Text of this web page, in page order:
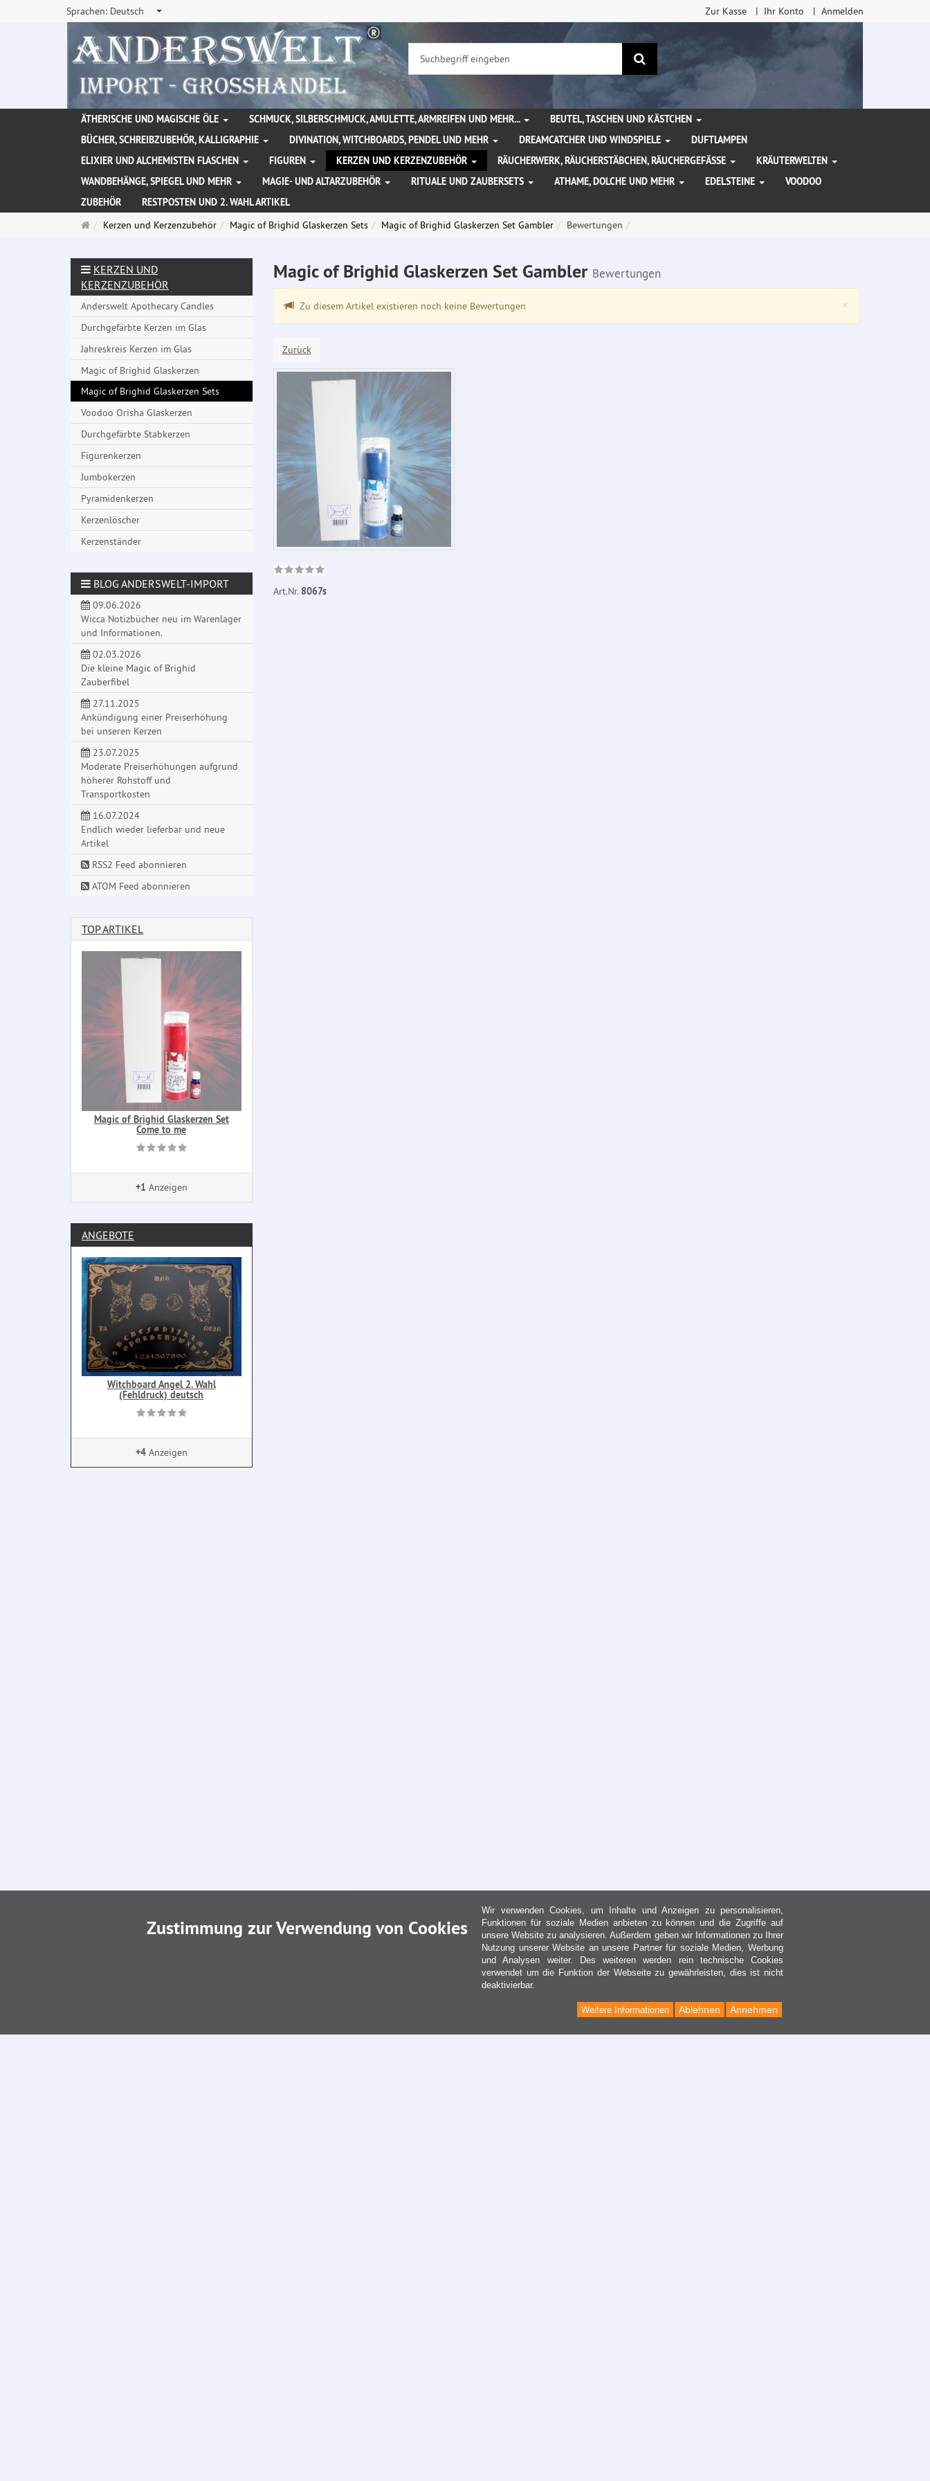
Sprachen: Deutsch Zur Kasse Ihr Konto Anmelden
Suchen
ÄTHERISCHE UND MAGISCHE ÖLE SCHMUCK, SILBERSCHMUCK, AMULETTE, ARMREIFEN UND MEHR...
BEUTEL, TASCHEN UND KÄSTCHEN
BÜCHER, SCHREIBZUBEHÖR, KALLIGRAPHIE
DIVINATION, WITCHBOARDS, PENDEL UND MEHR DREAMCATCHER UND WINDSPIELE
DUFTLAMPEN
ELIXIER UND ALCHEMISTEN FLASCHEN
FIGUREN KERZEN UND KERZENZUBEHÖR RÄUCHERWERK, RÄUCHERSTÄBCHEN, RÄUCHERGEFÄSSE
KRÄUTERWELTEN
WANDBEHÄNGE, SPIEGEL UND MEHR
MAGIE- UND ALTARZUBEHÖR RITUALE UND ZAUBERSETS ATHAME, DOLCHE UND MEHR EDELSTEINE
VOODOO
ZUBEHÖR
RESTPOSTEN UND 2. WAHL ARTIKEL
Startseite
Kerzen und Kerzenzubehör Magic of Brighid Glaskerzen Sets Magic of Brighid Glaskerzen Set Gambler Bewertungen
Magic of Brighid Glaskerzen Set Gambler Bewertungen
×
Zu diesem Artikel existieren noch keine Bewertungen
Zurück
Art.Nr. 8067s
KERZEN UND
KERZENZUBEHÖR
Anderswelt Apothecary Candles
Durchgefärbte Kerzen im Glas
Jahreskreis Kerzen im Glas
Magic of Brighid Glaskerzen
Magic of Brighid Glaskerzen Sets
Voodoo Orisha Glaskerzen
Durchgefärbte Stabkerzen
Figurenkerzen
Jumbokerzen
Pyramidenkerzen
Kerzenlöscher
Kerzenständer
BLOG ANDERSWELT-IMPORT
09.06.2026
Wicca Notizbücher neu im Warenlager
und Informationen.
02.03.2026
Die kleine Magic of Brighid
Zauberfibel
27.11.2025
Ankündigung einer Preiserhöhung
bei unseren Kerzen
23.07.2025
Moderate Preiserhöhungen aufgrund
höherer Rohstoff und
Transportkosten
16.07.2024
Endlich wieder lieferbar und neue
Artikel
RSS2 Feed abonnieren
ATOM Feed abonnieren
TOP ARTIKEL
Magic of Brighid Glaskerzen Set
Come to me
+1 Anzeigen
ANGEBOTE
Witchboard Angel 2. Wahl
(Fehldruck) deutsch
+4Anzeigen
Zustimmung zur Verwendung von Cookies
Wir verwenden Cookies, um Inhalte und Anzeigen zu personalisieren,
Funktionen für soziale Medien anbieten zu können und die Zugriffe auf
unsere Website zu analysieren. Außerdem geben wir Informationen zu Ihrer
Nutzung unserer Website an unsere Partner für soziale Medien, Werbung
und Analysen weiter. Des weiteren werden rein technische Cookies
verwendet um die Funktion der Webseite zu gewährleisten, dies ist nicht
deaktivierbar.
Annehmen
Ablehnen
Weitere Informationen